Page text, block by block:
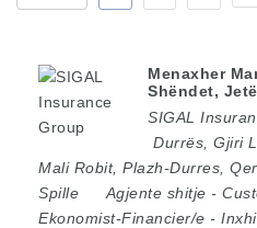
Menaxher
Shëndet,
SIGAL
Durrës Gjiri
Mali Robit, Plazh-Durres
Spille
Agjente shitje -
Ekonomist-Financier/e -